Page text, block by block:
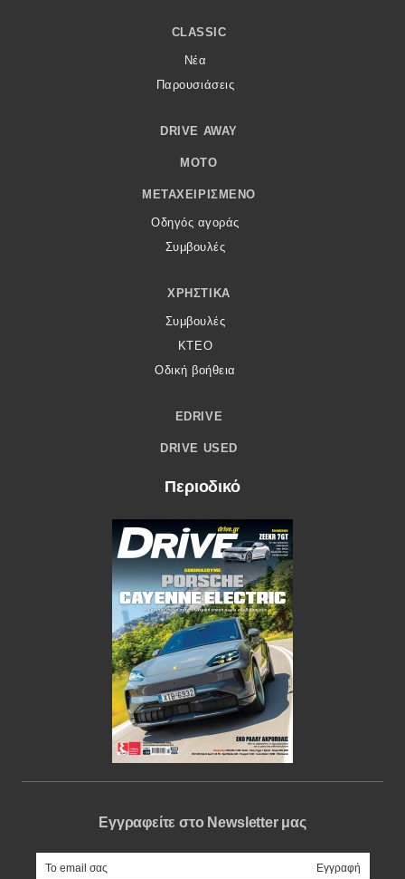
CLASSIC
Νέα
Παρουσιάσεις
DRIVE AWAY
MOTO
ΜΕΤΑΧΕΙΡΙΣΜΈΝΟ
Οδηγός αγοράς
Συμβουλές
ΧΡΗΣΤΙΚΆ
Συμβουλές
ΚΤΕΟ
Οδική βοήθεια
EDRIVE
DRIVE USED
Περιοδικό
Εγγραφείτε στο Newsletter μας
e-mail